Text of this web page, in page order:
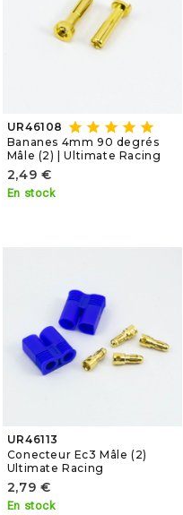
UR46108 star star star star star
Bananes 4mm 90 degrés
Mâle (2) | Ultimate Racing
2,49 €
En stock
UR46113
Conecteur Ec3 Mâle (2)
Ultimate Racing
2,79 €
En stock